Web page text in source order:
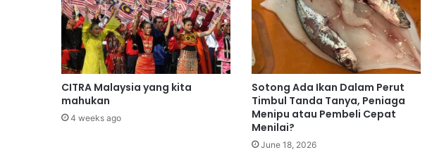
n
d
i
i
k
n
,
CITRA Malaysia yang kita
mahukan
4 weeks ago
Sotong Ada Ikan Dalam Perut
Timbul Tanda Tanya, Peniaga
Menipu atau Pembeli Cepat
Menilai?
June 18, 2026